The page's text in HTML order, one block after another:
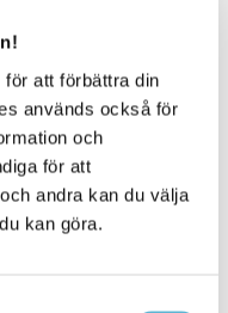
att förbättra din
används också för
och
för att
andra kan du välja
kan göra.
egna hemmet
och på boende.